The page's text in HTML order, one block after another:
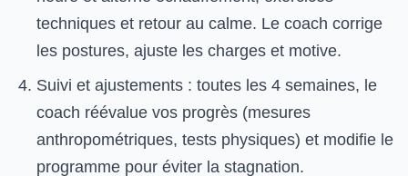
techniques et retour au calme. Le coach corrige
les postures, ajuste les charges et motive.
Suivi et ajustements : toutes les 4 semaines, le
coach réévalue vos progrès (mesures
anthropométriques, tests physiques) et modifie le
programme pour éviter la stagnation.